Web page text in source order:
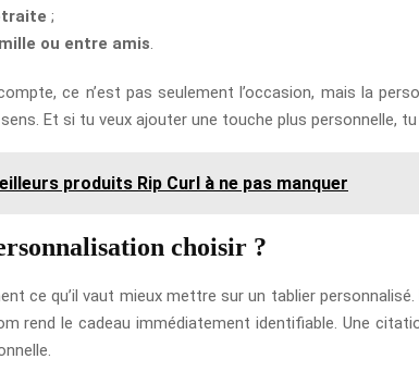
;
ou entre amis
ce n’est pas seulement l’occasion, mais la
Et si tu veux ajouter une touche plus personnelle,
produits Rip Curl à ne pas manquer
choisir ?
ce qu’il vaut mieux mettre sur un tablier
rend le cadeau immédiatement identifiable. Une